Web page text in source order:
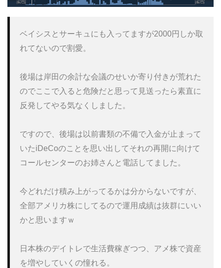
ベイシスとサーキュにも入ってますが2000円しか取
れてないので割愛。
後場は岸田の余計な会議のせいか寄り付きが荒れた
のでここで入ると危険だと思って見送ったら素直に
反発してやる気なくしました。
ですので、後場は以前書類の不備で入金が止まって
いたiDeCoのことを思い出してそれの再開に向けて
コールセンターのお姉さんと電話してました。
今どれだけ積み上がってるかは分からないですが、
全部アメリカ株にしてるので運用成績は抜群にいい
かと思いますｗ
日本株のデイトレで生活費稼ぎつつ、アメ株で資産
を増やしていくの憧れる。